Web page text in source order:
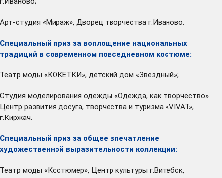
Арт-студия «Мираж», Дворец творчества г.Иваново.
Специальный приз за воплощение национальных
традиций в современном повседневном костюме:
Театр моды «КОКЕТКИ», детский дом «Звездный»;
Студия моделирования одежды «Одежда, как творчество»
Центр развития досуга, творчества и туризма «VIVAT»,
г.Киржач.
Специальный приз за общее впечатление
художественной выразительности коллекции:
Театр моды «Костюмер», Центр культуры г.Витебск,